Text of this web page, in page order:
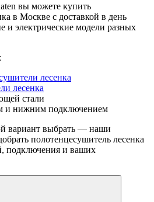
вы можете купить
в Москве с доставкой в день
и электрические модели разных
лесенка
лесенка
стали
и нижним подключением
вариант выбрать — наши
полотенцесушитель лесенка
подключения и ваших